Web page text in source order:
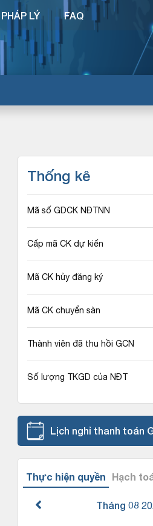
PHÁP LÝ FAQ
Thống kê
Mã số GDCK NĐTNN
Cấp mã CK dự kiến
Mã CK hủy đăng ký
Mã CK chuyển sàn
Thành viên đã thu hồi GCN
Số lượng TKGD của NĐT
Lịch nghỉ thanh toán
Thực hiện quyền Hạch
Tháng 08